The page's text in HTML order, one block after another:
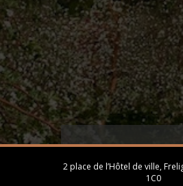
2 place de l’Hôtel de ville,
1C0